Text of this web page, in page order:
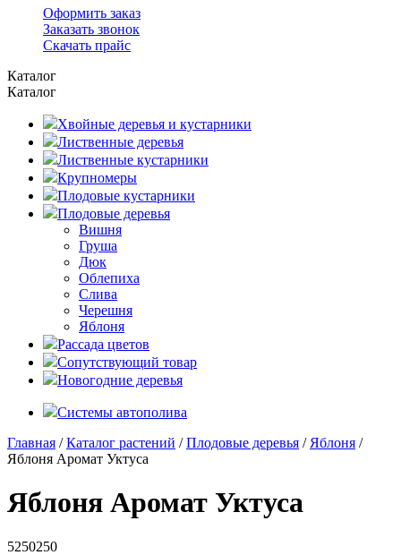
Оформить заказ
Заказать звонок
Скачать прайс
Каталог
Каталог
Хвойные деревья и кустарники
Лиственные деревья
Лиственные кустарники
Крупномеры
Плодовые кустарники
Плодовые деревья
Вишня
Груша
Дюк
Облепиха
Слива
Черешня
Яблоня
Рассада цветов
Сопутствующий товар
Новогодние деревья
Системы автополива
Главная /Каталог растений /Плодовые деревья / Яблоня /
Яблоня Аромат Уктуса
Яблоня Аромат Уктуса
5250250